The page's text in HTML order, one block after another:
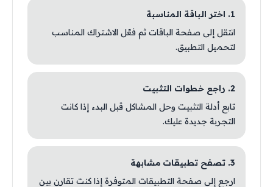
1. اختر الباقة المناسبة
انتقل إلى صفحة الباقات ثم فعّل الاشتراك المناسب
لتحميل التطبيق.
2. راجع خطوات التثبيت
تابع أدلة التثبيت وحل المشاكل قبل البدء إذا كانت
التجربة جديدة عليك.
3. تصفح تطبيقات مشابهة
ارجع إلى صفحة التطبيقات المتوفرة إذا كنت تقارن بين